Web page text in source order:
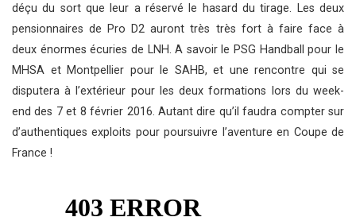
déçu du sort que leur a réservé le hasard du tirage. Les deux
pensionnaires de Pro D2 auront très très fort à faire face à
deux énormes écuries de LNH. A savoir le PSG Handball pour le
MHSA et Montpellier pour le SAHB, et une rencontre qui se
disputera à l’extérieur pour les deux formations lors du week-
end des 7 et 8 février 2016. Autant dire qu’il faudra compter sur
d’authentiques exploits pour poursuivre l’aventure en Coupe de
France !